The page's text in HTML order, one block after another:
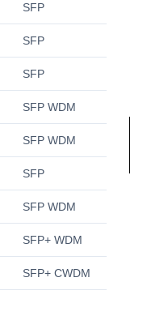
SFP
SFP
SFP
SFP WDM
SFP WDM
SFP 1
SFP WDM
SFP+ WDM
SFP+ CWDM